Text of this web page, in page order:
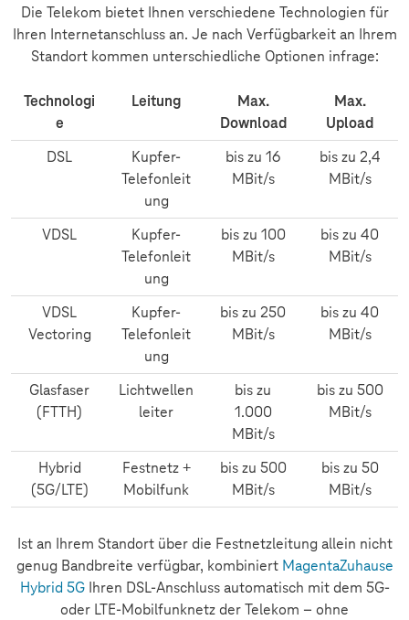
Die Telekom bietet Ihnen verschiedene Technologien für
Ihren Internetanschluss an. Je nach Verfügbarkeit an Ihrem
Standort kommen unterschiedliche Optionen infrage:
Technologi
e
Leitung
Max.
Download
Max.
Upload
DSL
Kupfer-
Telefonleit
ung
bis zu 16
MBit/s
bis zu 2,4
MBit/s
VDSL
Kupfer-
Telefonleit
ung
bis zu 100
MBit/s
bis zu 40
MBit/s
VDSL
Vectoring
Kupfer-
Telefonleit
ung
bis zu 250
MBit/s
bis zu 40
MBit/s
Glasfaser
(FTTH)
Lichtwellen
leiter
bis zu
1.000
MBit/s
bis zu 500
MBit/s
Hybrid
(5G/LTE)
Festnetz +
Mobilfunk
bis zu 500
MBit/s
bis zu 50
MBit/s
Ist an Ihrem Standort über die Festnetzleitung allein nicht
genug Bandbreite verfügbar, kombiniert MagentaZuhause
Hybrid 5GIhren DSL-Anschluss automatisch mit dem 5G-
oder LTE-Mobilfunknetz der Telekom – ohne